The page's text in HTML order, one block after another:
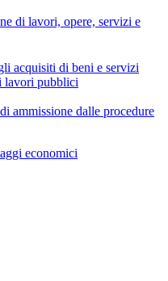
di lavori, opere, servizi e
acquisiti di beni e servizi
lavori pubblici
ammissione dalle procedure
economici